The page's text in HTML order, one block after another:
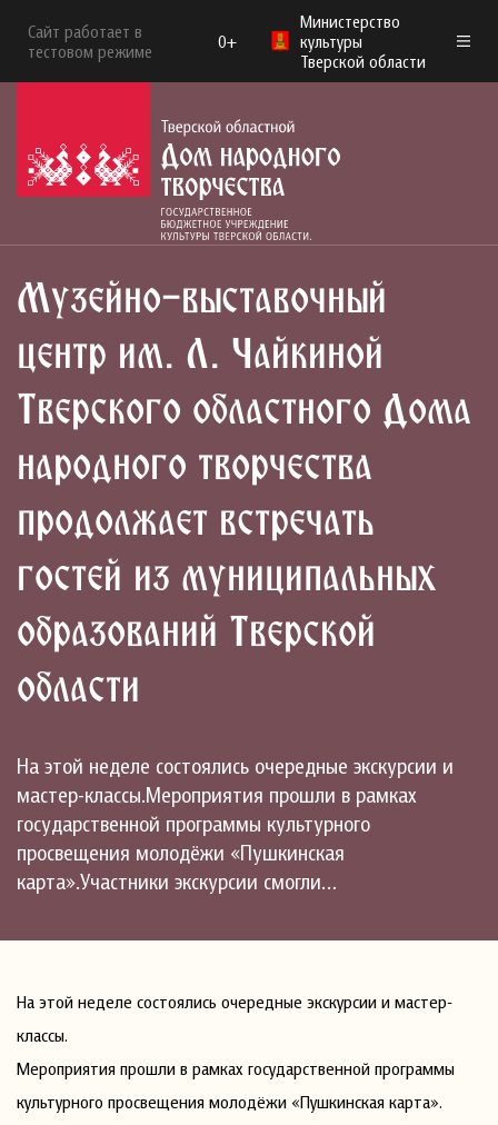
Сайт работает в
тестовом режиме
0+
Министерство
культуры
Тверской области
Музейно-выставочный
центр им. Л. Чайкиной
Тверского областного Дома
народного творчества
продолжает встречать
гостей из муниципальных
образований Тверской
области
На этой неделе состоялись очередные экскурсии и
мастер-классы.Мероприятия прошли в рамках
государственной программы культурного
просвещения молодёжи «Пушкинская
карта».Участники экскурсии смогли…
На этой неделе состоялись очередные экскурсии и мастер-
классы.
Мероприятия прошли в рамках государственной программы
культурного просвещения молодёжи «Пушкинская карта».